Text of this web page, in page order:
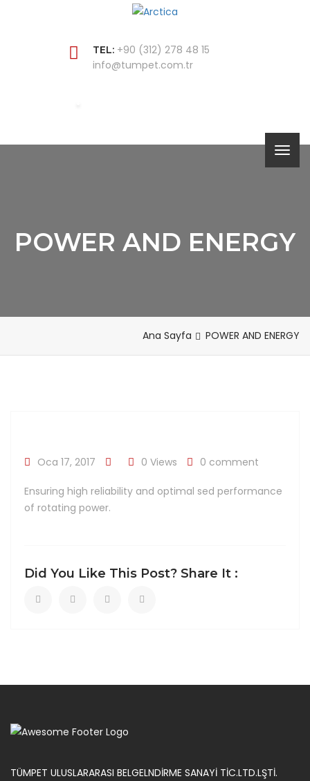
TEL: +90 (312) 278 48 15
info@tumpet.com.tr
POWER AND ENERGY
Ana Sayfa POWER AND ENERGY
Oca 17, 2017 0 Views 0 comment
Ensuring high reliability and optimal sed performance
of rotating power.
Did You Like This Post? Share It :
TÜMPET ULUSLARARASI BELGELNDİRME SANAYİ TİC.LTD.LŞTİ.